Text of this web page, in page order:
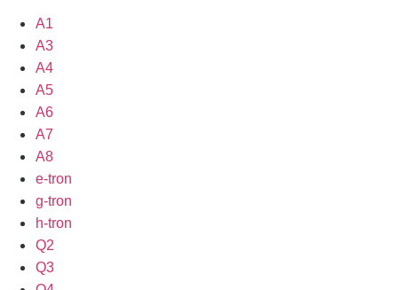
A1
A3
A4
A5
A6
A7
A8
e-tron
g-tron
h-tron
Q2
Q3